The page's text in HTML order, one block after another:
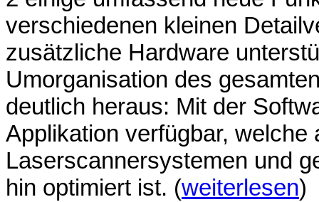
verschiedenen kleinen
zusätzliche Hardware
Umorganisation des
deutlich heraus: Mit der
Applikation verfügbar, welche
Laserscannersystemen und
hin optimiert ist. (weiterlesen)